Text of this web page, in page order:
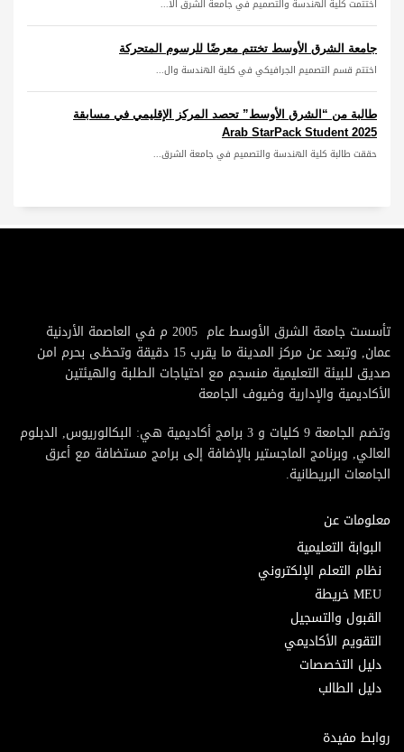
اختتمت كلية الهندسة والتصميم في جامعة الشرق الأ...
جامعة الشرق الأوسط تختتم معرضًا للرسوم المتحركة
اختتم قسم التصميم الجرافيكي في كلية الهندسة وال...
طالبة من “الشرق الأوسط” تحصد المركز الإقليمي في مسابقة
Arab StarPack Student 2025
حققت طالبة كلية الهندسة والتصميم في جامعة الشرق...
تأسست جامعة الشرق الأوسط عام 2005 م في العاصمة الأردنية
عمان, وتبعد عن مركز المدينة ما يقرب 15 دقيقة وتحظى بحرم امن
صديق للبيئة التعليمية منسجم مع احتياجات الطلبة والهيئتين
الأكاديمية والإدارية وضيوف الجامعة
وتضم الجامعة 9 كليات و 3 برامج أكاديمية هي: البكالوريوس, الدبلوم
العالي, وبرنامج الماجستير بالإضافة إلى برامج مستضافة مع أعرق
الجامعات البريطانية.
معلومات عن
البوابة التعليمية
نظام التعلم الإلكتروني
MEU خريطة
القبول والتسجيل
التقويم الأكاديمي
دليل التخصصات
دليل الطالب
روابط مفيدة